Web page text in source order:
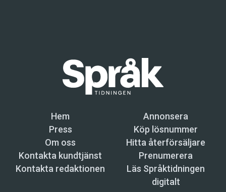
Hem
Annonsera
Press
Köp lösnummer
Om oss
Hitta återförsäljare
Kontakta kundtjänst
Prenumerera
Kontakta redaktionen
Läs Språktidningen
digitalt